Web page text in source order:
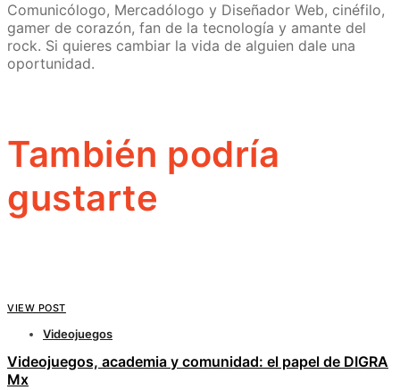
Comunicólogo, Mercadólogo y Diseñador Web, cinéfilo,
gamer de corazón, fan de la tecnología y amante del
rock. Si quieres cambiar la vida de alguien dale una
oportunidad.
También podría
gustarte
VIEW POST
Videojuegos
Videojuegos, academia y comunidad: el papel de DIGRA
Mx